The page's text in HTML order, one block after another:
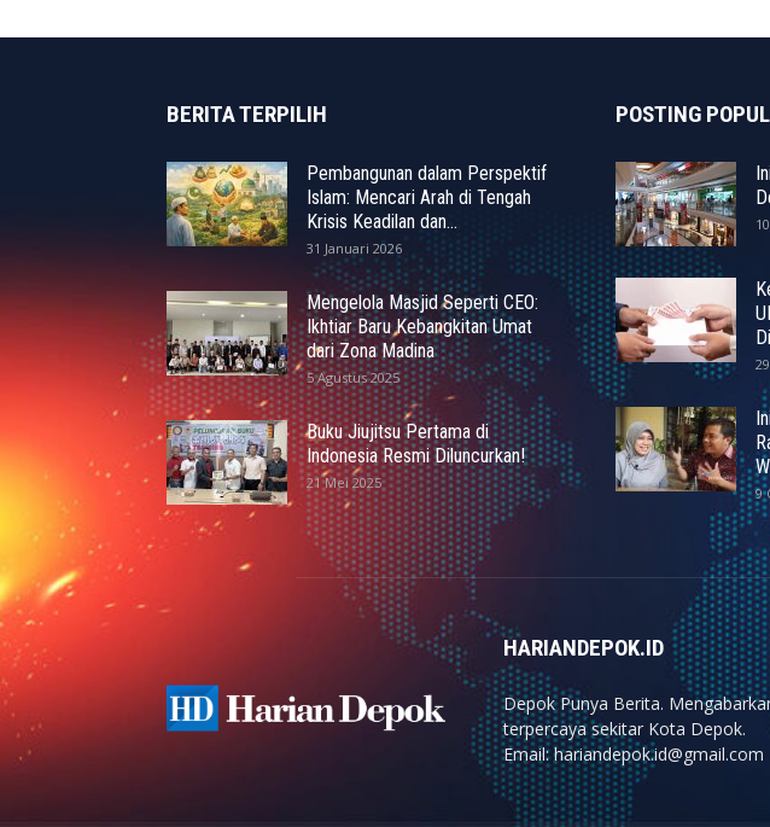
BERITA TERPILIH
Pembangunan dalam Perspektif
Islam: Mencari Arah di Tengah
Krisis Keadilan dan...
31 Januari 2026
Mengelola Masjid Seperti CEO:
Ikhtiar Baru Kebangkitan Umat
dari Zona Madina
5 Agustus 2025
Buku Jiujitsu Pertama di
Indonesia Resmi Diluncurkan!
21 Mei 2025
POSTING
9
HARIANDEPOK.ID
Depok Punya Berita.
terpercaya sekitar Kota Depok.
Email: hariandepok.id@gmail.com